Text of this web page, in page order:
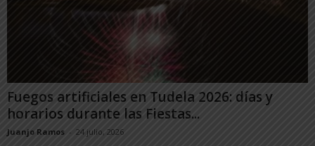
Fuegos artificiales en Tudela 2026: días y
horarios durante las Fiestas...
Juanjo Ramos - 24 julio, 2026